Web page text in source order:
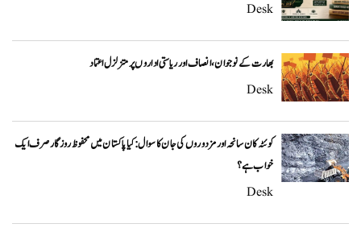
Desk
بھارت کے نوجوان، انصاف اور ریاستی اداروں پر متزلزل اعتماد
Desk
کوئٹہ کان سانحہ اور مزدوروں کی جان کا سوال: کیا پاکستان میں محفوظ روزگار صرف ایک
خواب ہے؟
Desk